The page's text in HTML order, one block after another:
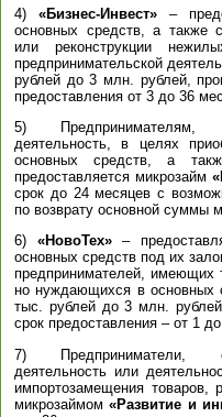
4) «Бизнес-Инвест»–
основных средств, а также
или реконструкции
предпринимательской
рублей до 3 млн. рублей,
предоставления от 3 до 36
5) Предпринимателям,
деятельность, в целях
основных средств, а
предоставляется микрозайм
срок до 24 месяцев с
по возврату основной суммы
6) «НовоТех»–
основных средств под их
предпринимателей, имеющих
но нуждающихся в основных
тыс. рублей до 3 млн.
срок предоставления – от 1
7) Предприниматели,
деятельность или
импортозамещения товаров,
микрозаймом«Развитие и